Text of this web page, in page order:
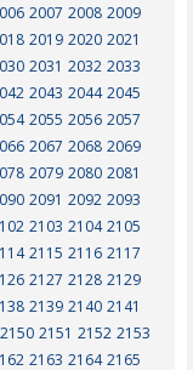
2007 2008 2009
2019 2020 2021
2031 2032 2033
2043 2044 2045
2055 2056 2057
2067 2068 2069
2079 2080 2081
2091 2092 2093
2103 2104 2105
2115 2116 2117
2127 2128 2129
2139 2140 2141
2150 2151 2152 2153
2163 2164 2165